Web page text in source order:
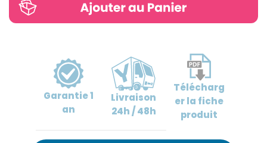
Garantie1
an
Livraison
24h / 48h
Télécharg
erla fiche
produit